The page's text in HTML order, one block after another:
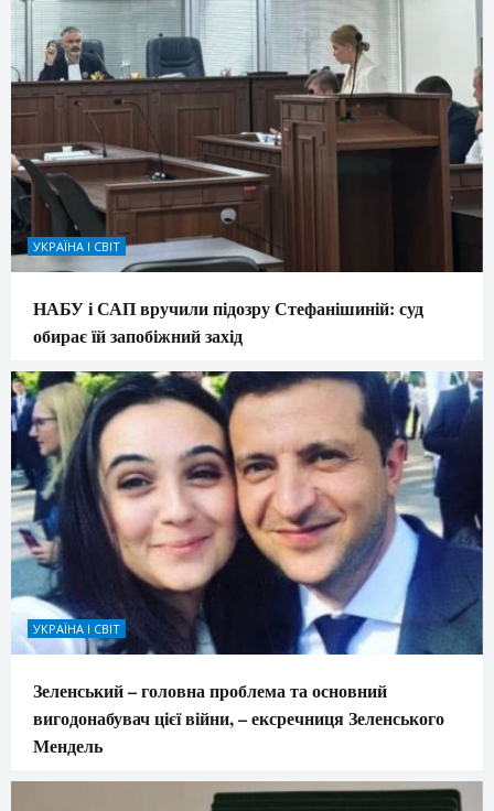
УКРАЇНА І СВІТ
НАБУ і САП вручили підозру Стефанішиній: суд
обирає їй запобіжний захід
УКРАЇНА І СВІТ
Зеленський – головна проблема та основний
вигодонабувач цієї війни, – ексречниця Зеленського
Мендель